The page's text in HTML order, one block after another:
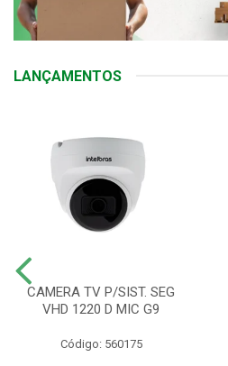
LANÇAMENTOS
CAMERA TV P/SIST. SEG
VHD 1220 D MIC G9
Código: 560175